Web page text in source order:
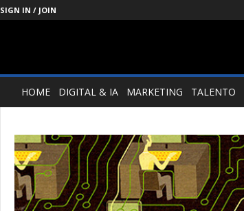
SIGN IN / JOIN
Management
SocietyHOME DIGITAL & IA MARKETING TALENTO